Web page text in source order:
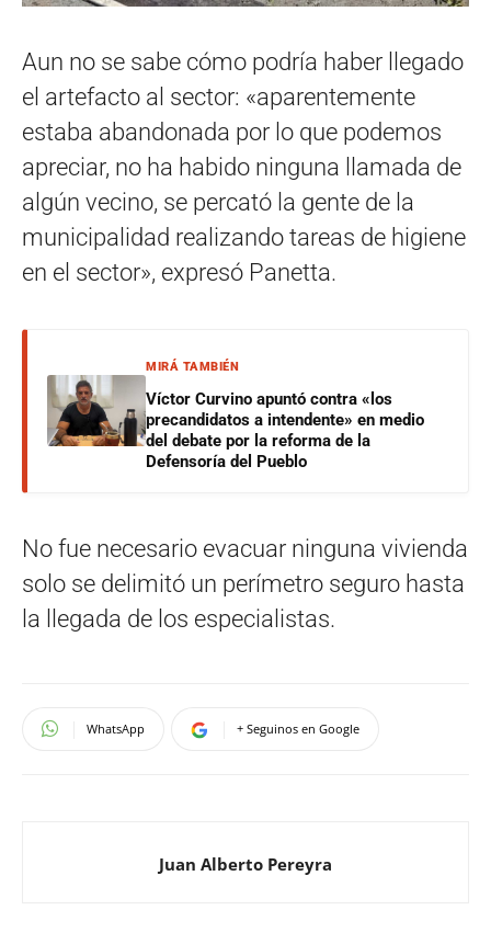
Aun no se sabe cómo podría haber llegado
el artefacto al sector: «aparentemente
estaba abandonada por lo que podemos
apreciar, no ha habido ninguna llamada de
algún vecino, se percató la gente de la
municipalidad realizando tareas de higiene
en el sector», expresó Panetta.
MIRÁ TAMBIÉN
Víctor Curvino apuntó contra «los
precandidatos a intendente» en medio
del debate por la reforma de la
Defensoría del Pueblo
No fue necesario evacuar ninguna vivienda
solo se delimitó un perímetro seguro hasta
la llegada de los especialistas.
WhatsApp + Seguinos en Google
Juan Alberto Pereyra